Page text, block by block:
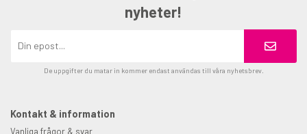
nyheter!
De uppgifter du matar in kommer endast användas till våra nyhetsbrev.
Kontakt & information
Vanliga frågor & svar